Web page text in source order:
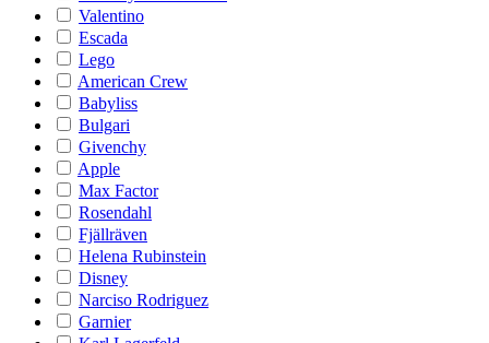
Valentino
Escada
Lego
American Crew
Babyliss
Bulgari
Givenchy
Apple
Max Factor
Rosendahl
Fjällräven
Helena Rubinstein
Disney
Narciso Rodriguez
Garnier